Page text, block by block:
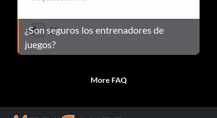
¿Son seguros los entrenadores de
juegos?
More FAQ